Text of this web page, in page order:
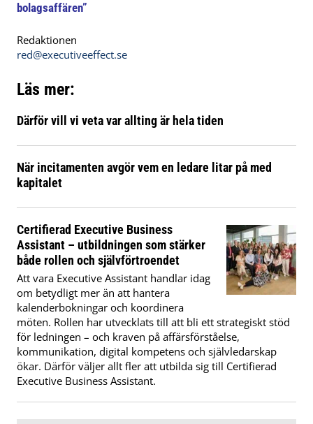
bolagsaffären”
Redaktionen
red@executiveeffect.se
Läs mer:
Därför vill vi veta var allting är hela tiden
När incitamenten avgör vem en ledare litar på med
kapitalet
Certifierad Executive Business
Assistant – utbildningen som stärker
både rollen och självförtroendet
Att vara Executive Assistant handlar idag
om betydligt mer än att hantera
kalenderbokningar och koordinera
möten. Rollen har utvecklats till att bli ett strategiskt stöd
för ledningen – och kraven på affärsförståelse,
kommunikation, digital kompetens och självledarskap
ökar. Därför väljer allt fler att utbilda sig till Certifierad
Executive Business Assistant.